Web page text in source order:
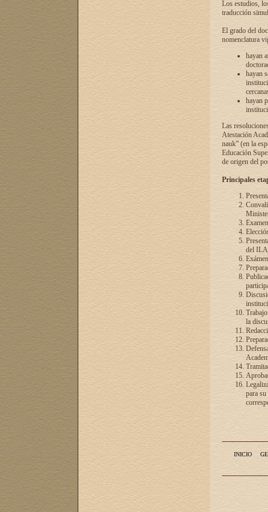
Los estudios,
traducción
El grado del
nomenclatura
hayan
hayan
hayan
Las
Atestación
nauk” (en la
Educación
de origen del
Principales
del
la
para
INICIO